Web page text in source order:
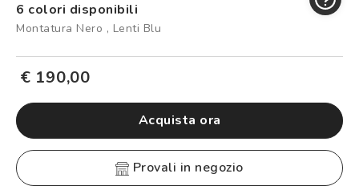
6 colori disponibili
Montatura Nero , Lenti Blu
€ 190,00
Acquista ora
provali in negozio